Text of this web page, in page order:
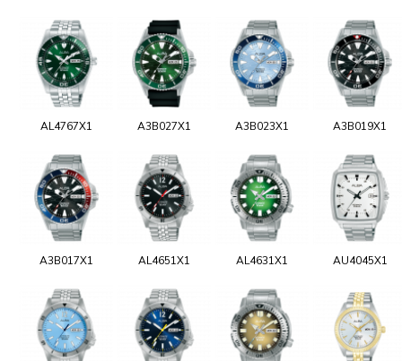
AL4767X1 A3B027X1 A3B023X1 A3B019X1
A3B017X1 AL4651X1 AL4631X1 AU4045X1